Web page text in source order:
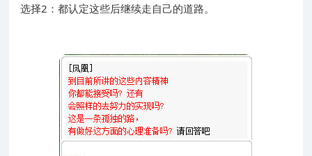
选择2：都认定这些后继续走自己的道路。